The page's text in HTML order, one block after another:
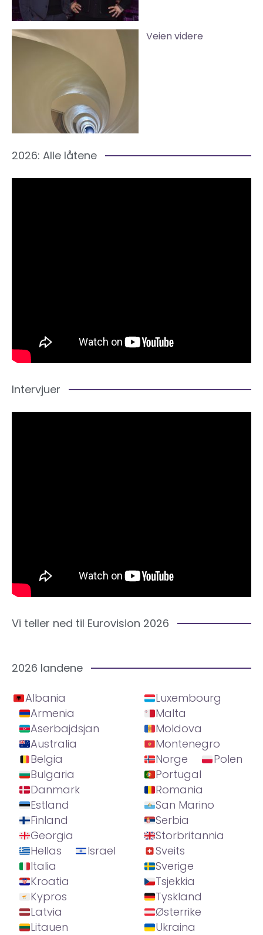
Veien videre
2026: Alle låtene
Intervjuer
Vi teller ned til Eurovision 2026
2026 landene
Albania
Armenia
Aserbajdsjan
Australia
Belgia
Bulgaria
Danmark
Estland
Finland
Georgia
Hellas
Israel
Italia
Kroatia
Kypros
Latvia
Litauen
Luxembourg
Malta
Moldova
Montenegro
Norge
Polen
Portugal
Romania
San Marino
Serbia
Storbritannia
Sveits
Sverige
Tsjekkia
Tyskland
Østerrike
Ukraina